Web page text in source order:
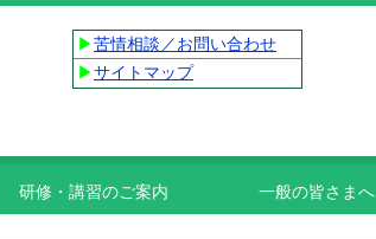
▶苦情相談／お問い合わせ
▶サイトマップ
研修・講習のご案内 一般の皆さまへ